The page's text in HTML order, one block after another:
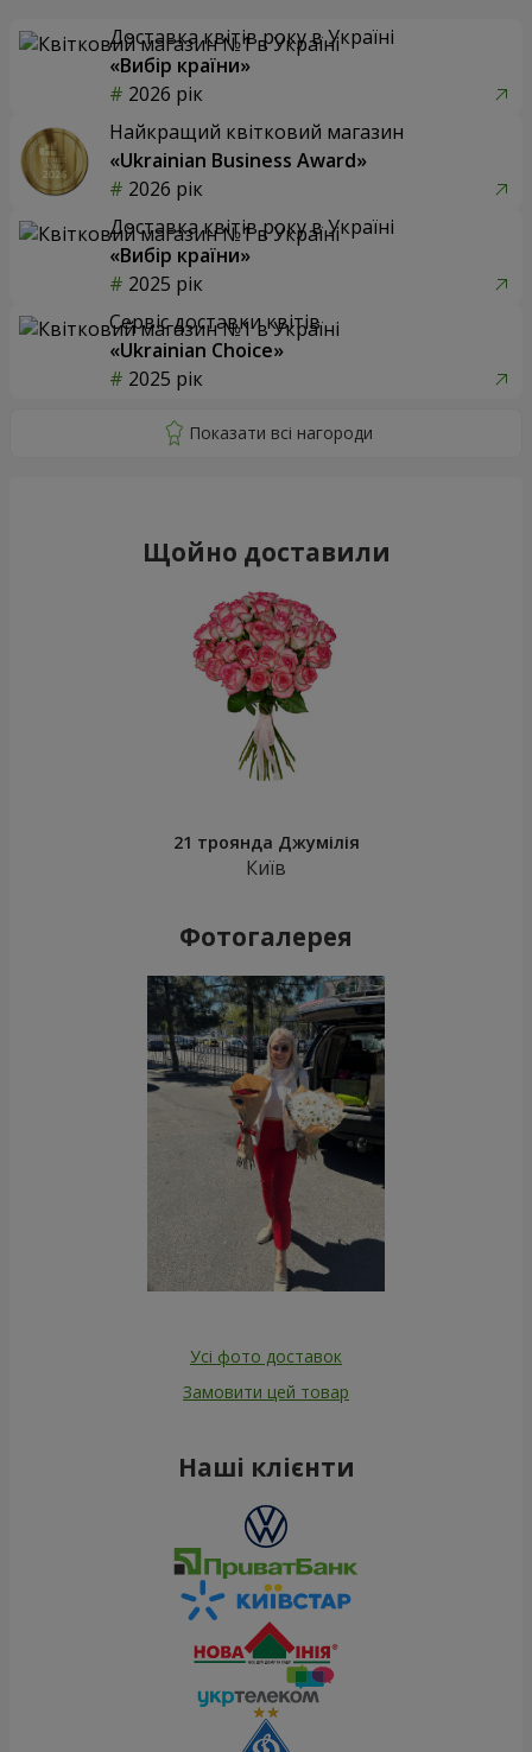
Доставка квітів року в Україні
«Вибір країни»
2026 рік
Найкращий квітковий магазин
«Ukrainian Business Award»
2026 рік
Доставка квітів року в Україні
«Вибір країни»
2025 рік
Сервіс доставки квітів
«Ukrainian Choice»
2025 рік
Щойно доставили
21 троянда Джумілія
Київ
Фотогалерея
Усі фото доставок
Замовити цей товар
Наші клієнти